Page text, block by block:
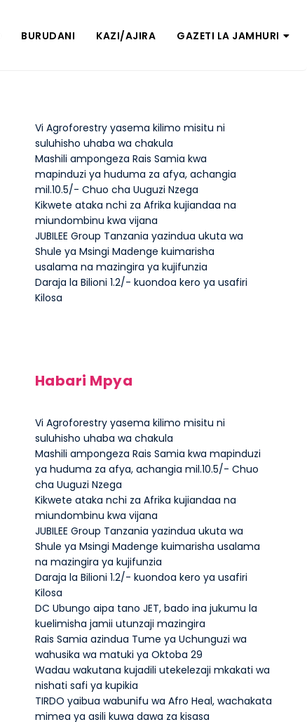
BURUDANI KAZI/AJIRA GAZETI LA JAMHURI
Vi Agroforestry yasema kilimo misitu ni
suluhisho uhaba wa chakula
Mashili ampongeza Rais Samia kwa
mapinduzi ya huduma za afya, achangia
mil.10.5/- Chuo cha Uuguzi Nzega
Kikwete ataka nchi za Afrika kujiandaa na
miundombinu kwa vijana
JUBILEE Group Tanzania yazindua ukuta wa
Shule ya Msingi Madenge kuimarisha
usalama na mazingira ya kujifunzia
Daraja la Bilioni 1.2/- kuondoa kero ya usafiri
Kilosa
Habari Mpya
Vi Agroforestry yasema kilimo misitu ni
suluhisho uhaba wa chakula
Mashili ampongeza Rais Samia kwa mapinduzi
ya huduma za afya, achangia mil.10.5/- Chuo
cha Uuguzi Nzega
Kikwete ataka nchi za Afrika kujiandaa na
miundombinu kwa vijana
JUBILEE Group Tanzania yazindua ukuta wa
Shule ya Msingi Madenge kuimarisha usalama
na mazingira ya kujifunzia
Daraja la Bilioni 1.2/- kuondoa kero ya usafiri
Kilosa
DC Ubungo aipa tano JET, bado ina jukumu la
kuelimisha jamii utunzaji mazingira
Rais Samia azindua Tume ya Uchunguzi wa
wahusika wa matuki ya Oktoba 29
Wadau wakutana kujadili utekelezaji mkakati wa
nishati safi ya kupikia
TIRDO yaibua wabunifu wa Afro Heal, wachakata
mimea ya asili kuwa dawa za kisasa